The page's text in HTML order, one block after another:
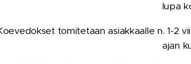
lupa
tomitetaan asiakkaalle n. 1-2
ajan